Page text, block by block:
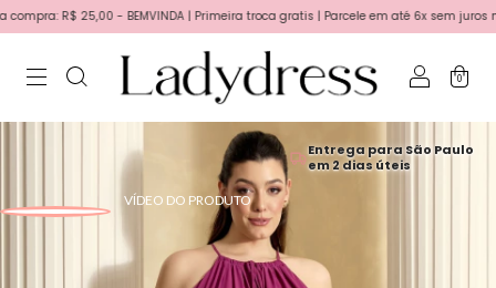
R$ 25,00 - BEMVINDA | Primeira troca gratis | Parcele em até 6x sem juros no
0
Entrega para São Paulo
em 2 dias úteis